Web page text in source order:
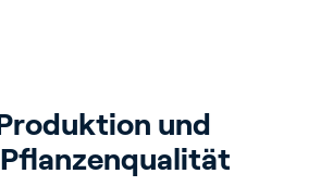
und
und
einer größeren
Sensortechnik